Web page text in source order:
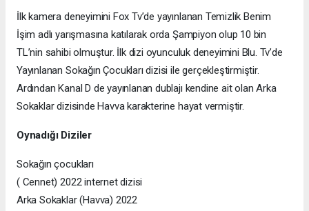
İlk kamera deneyimini Fox Tv’de yayınlanan Temizlik Benim
İşim adlı yarışmasına katılarak orda Şampiyon olup 10 bin
TL’nin sahibi olmuştur. İlk dizi oyunculuk deneyimini Blu. Tv’de
Yayınlanan Sokağın Çocukları dizisi ile gerçekleştirmiştir.
Ardından Kanal D de yayınlanan dublajı kendine ait olan Arka
Sokaklar dizisinde Havva karakterine hayat vermiştir.
Oynadığı Diziler
Sokağın çocukları
( Cennet) 2022 internet dizisi
Arka Sokaklar (Havva) 2022